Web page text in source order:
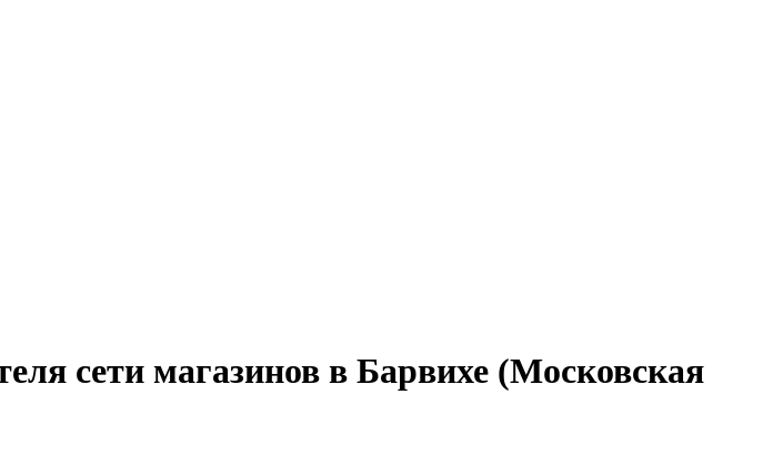
сети магазинов в Барвихе (Московская